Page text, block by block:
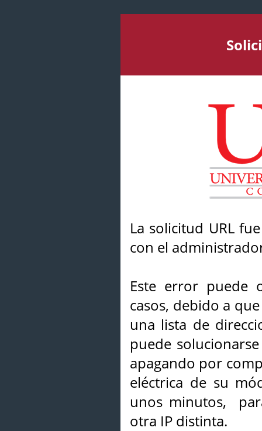
La solicitud URL
con el
Este error puede
casos, debido a
una lista de
puede
apagando por
eléctrica de su
unos minutos,
otra IP distinta.